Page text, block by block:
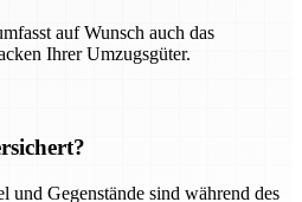
auf Wunsch auch das
Ihrer Umzugsgüter.
und Gegenstände sind während des